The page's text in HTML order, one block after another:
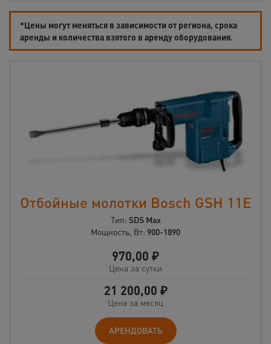
*Цены могут меняться в зависимости от региона, срока
аренды и количества взятого в аренду оборудования.
Отбойные молотки Bosch GSH 11E
Тип: SDS Max
Мощность, Вт: 900-1890
970,00 ₽
Цена за сутки
21 200,00 ₽
Цена за месяц
АРЕНДОВАТЬ